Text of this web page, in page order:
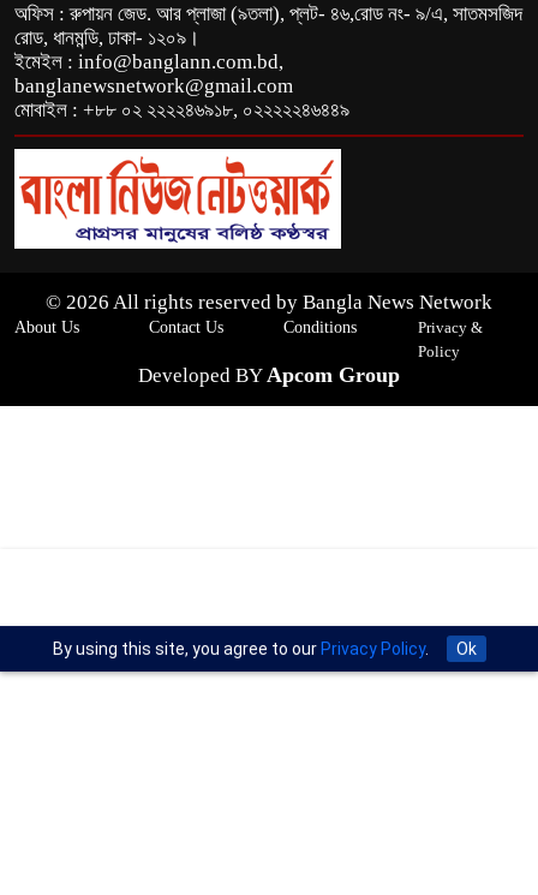
অফিস : রুপায়ন জেড. আর প্লাজা (৯তলা), প্লট- ৪৬,রোড নং- ৯/এ, সাতমসজিদ
রোড, ধানমন্ডি, ঢাকা- ১২০৯।
ইমেইল : info@banglann.com.bd,
banglanewsnetwork@gmail.com
মোবাইল : +৮৮ ০২ ২২২২৪৬৯১৮, ০২২২২২৪৬৪৪৯
© 2026 All rights reserved by Bangla News Network
About Us Contact Us Conditions
Privacy &
Policy
Developed BY Apcom Group
By using this site, you agree to our Privacy Policy. Ok